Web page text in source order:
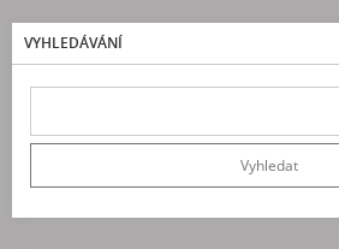
VYHLEDÁVÁNÍ